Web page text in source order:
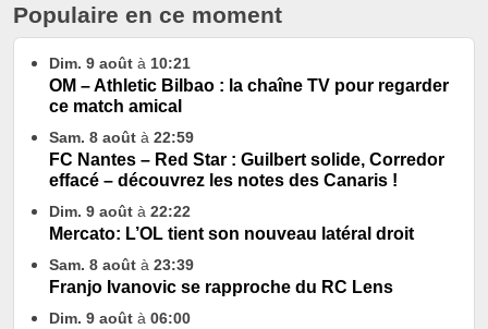
Populaire en ce moment
Dim. 9 août à 10:21
OM – Athletic Bilbao : la chaîne TV pour regarder
ce match amical
Sam. 8 août à 22:59
FC Nantes – Red Star : Guilbert solide, Corredor
effacé – découvrez les notes des Canaris !
Dim. 9 août à 22:22
Mercato: L’OL tient son nouveau latéral droit
Sam. 8 août à 23:39
Franjo Ivanovic se rapproche du RC Lens
Dim. 9 août à 06:00